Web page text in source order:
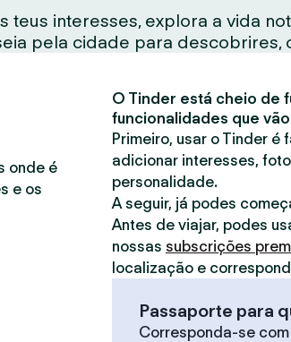
interesses, explora a vida
pela cidade para
onde é
e os
O Tinder está cheio de
funcionalidades que
Primeiro, usar o Tinder é
adicionar interesses,
personalidade.
A seguir, já podes
Antes de viajar, podes
nossas subscrições
localização e
Passaporte para
Corresponda-se